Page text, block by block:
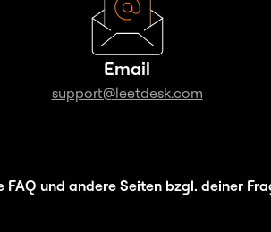
Email
support@leetdesk.com
und andere Seiten bzgl. deiner